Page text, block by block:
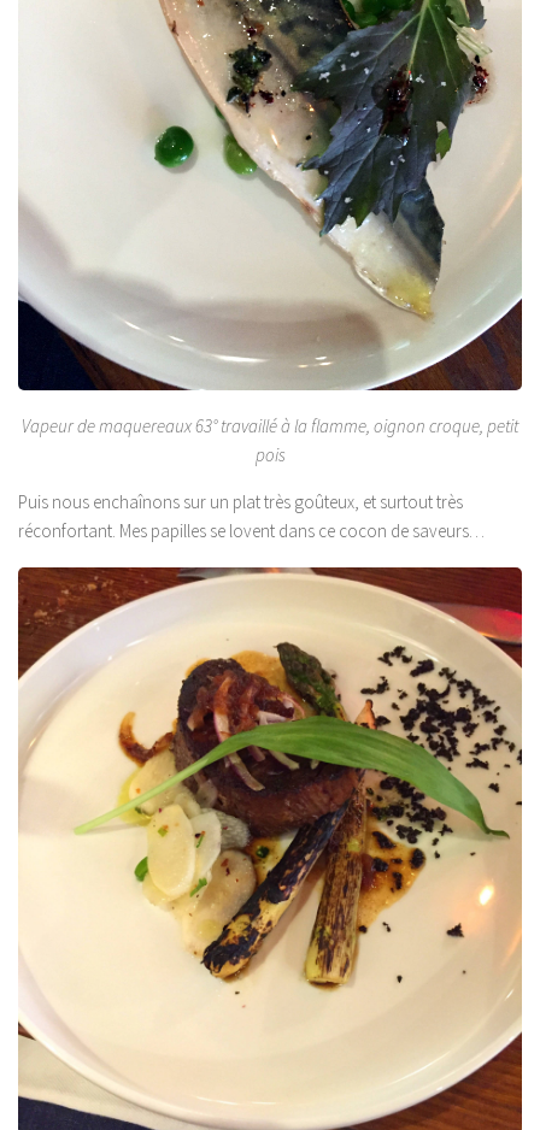
Vapeur de maquereaux 63° travaillé à la flamme, oignon croque, petit
pois
Puis nous enchaînons sur un plat très goûteux, et surtout très
réconfortant. Mes papilles se lovent dans ce cocon de saveurs…